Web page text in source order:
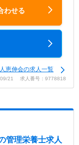
わせる
恵伸会の求人一覧
09/21 求人番号：9778818
管理栄養士求人